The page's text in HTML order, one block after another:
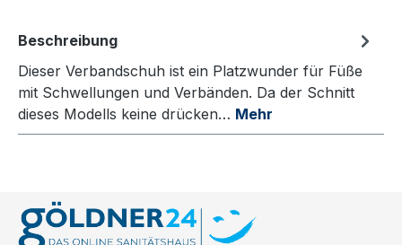
Beschreibung
Dieser Verbandschuh ist ein Platzwunder für Füße
mit Schwellungen und Verbänden. Da der Schnitt
dieses Modells keine drücken… Mehr